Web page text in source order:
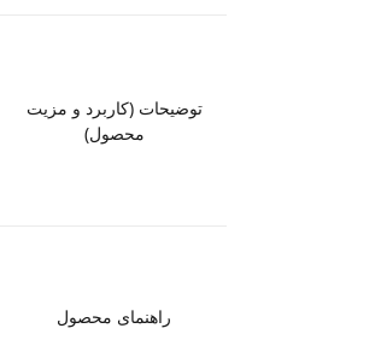
توضیحات (کاربرد و مزیت
محصول)
راهنمای محصول